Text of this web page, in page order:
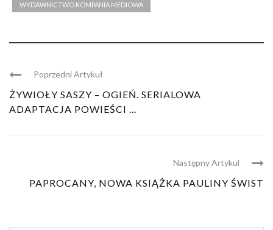
WYDAWNICTWO KOMPANIA MEDIOWA
Poprzedni Artykuł
ŻYWIOŁY SASZY – OGIEŃ. SERIALOWA
ADAPTACJA POWIEŚCI ...
Następny Artykul
PAPROCANY, NOWA KSIĄŻKA PAULINY ŚWIST